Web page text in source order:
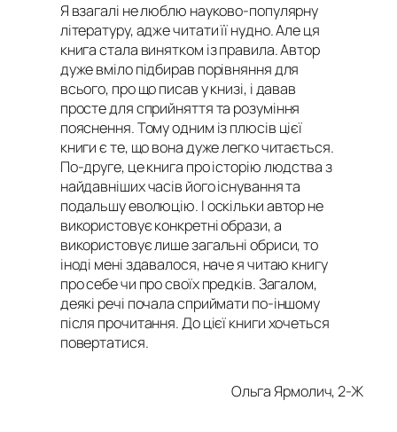
Я взагалі не люблю науково-популярну
літературу, адже читати її нудно. Але ця
книга стала винятком із правила. Автор
дуже вміло підбирав порівняння для
всього, про що писав у книзі, і давав
просте для сприйняття та розуміння
пояснення. Тому одним із плюсів цієї
книги є те, що вона дуже легко читається.
По-друге, це книга про історію людства з
найдавніших часів його існування та
подальшу еволюцію. І оскільки автор не
використовує конкретні образи, а
використовує лише загальні обриси, то
іноді мені здавалося, наче я читаю книгу
про себе чи про своїх предків. Загалом,
деякі речі почала сприймати по-іншому
після прочитання. До цієї книги хочеться
повертатися.
Ольга Ярмолич, 2-Ж